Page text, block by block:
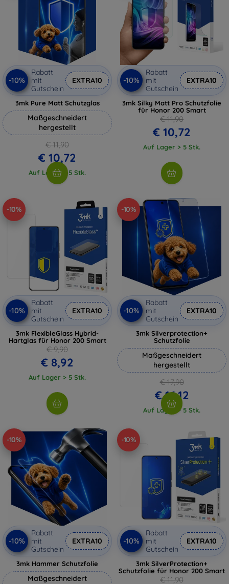
-10%
Rabatt
mit
Gutschein
EXTRA10
3mk Pure Matt Schutzglas
Maßgeschneidert
hergestellt
€ 11,90
€ 10,72
Auf Lager > 5 Stk.
-10%
Rabatt
mit
Gutschein
EXTRA10
3mk Silky Matt Pro Schutzfolie
für Honor 200 Smart
€ 11,90
€ 10,72
Auf Lager > 5 Stk.
-10%
-10%
Rabatt
mit
Gutschein
EXTRA10
3mk FlexibleGlass Hybrid-
Hartglas für Honor 200 Smart
€ 9,90
€ 8,92
Auf Lager > 5 Stk.
-10%
-10%
Rabatt
mit
Gutschein
EXTRA10
3mk Silverprotection+
Schutzfolie
Maßgeschneidert
hergestellt
€ 17,90
€ 16,12
Auf Lager > 5 Stk.
-10%
-10%
Rabatt
mit
Gutschein
EXTRA10
3mk Hammer Schutzfolie
Maßgeschneidert
-10%
-10%
Rabatt
mit
Gutschein
EXTRA10
3mk SilverProtection+
Schutzfolie für Honor 200 Smart
€ 11,90